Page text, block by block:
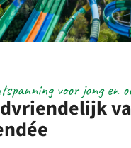
voor jong en